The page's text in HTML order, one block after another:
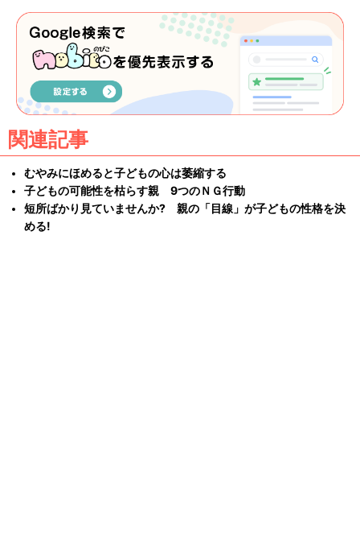
関連記事
むやみにほめると子どもの心は萎縮する
子どもの可能性を枯らす親 9つのＮＧ行動
短所ばかり見ていませんか? 親の「目線」が子どもの性格を決
める!